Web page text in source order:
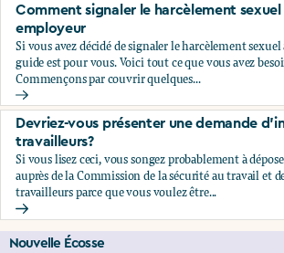
Comment signaler le harcèlement
employeur
Si vous avez décidé de signaler le harcèlement
guide est pour vous. Voici tout ce que vous avez
Commençons par couvrir quelques...
Comment signaler le harcèlement
Devriez-vous présenter une demande
travailleurs?
Si vous lisez ceci, vous songez probablement à
auprès de la Commission de la sécurité au travail et
travailleurs parce que vous voulez être...
Devriez-vous présenter une demande
Nouvelle Écosse